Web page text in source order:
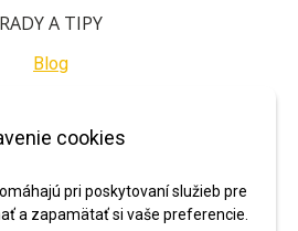
cookies
pri poskytovaní služieb pre
a zapamätať si vaše preferencie.
RADY A TIPY
Blog
PLATBY